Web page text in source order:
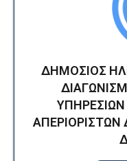
ΔΗΜΟΣΙΟΣ